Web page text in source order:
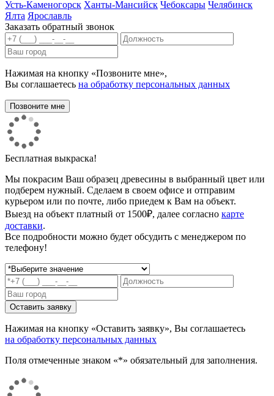
Усть-Каменогорск Ханты-Мансийск Чебоксары Челябинск
Ялта Ярославль
Заказать обратный звонок
Нажимая на кнопку «Позвоните мне»,
Вы соглашаетесь на обработку персональных данных
Бесплатная выкраска!
Мы покрасим Ваш образец древесины в выбранный цвет или
подберем нужный. Сделаем в своем офисе и отправим
курьером или по почте, либо приедем к Вам на объект.
Выезд на объект платный от 1500₽, далее согласно карте
доставки.
Все подробности можно будет обсудить с менеджером по
телефону!
Нажимая на кнопку «Оставить заявку», Вы соглашаетесь
на обработку персональных данных
Поля отмеченные знаком «*» обязательный для заполнения.